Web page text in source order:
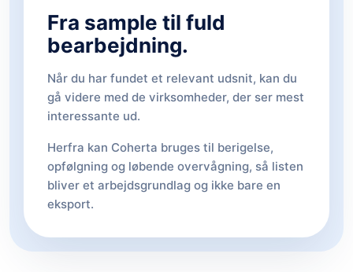
Fra sample til fuld
bearbejdning.
Når du har fundet et relevant udsnit, kan du
gå videre med de virksomheder, der ser mest
interessante ud.
Herfra kan Coherta bruges til berigelse,
opfølgning og løbende overvågning, så listen
bliver et arbejdsgrundlag og ikke bare en
eksport.